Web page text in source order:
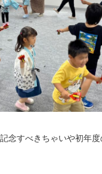
念すべきちゃいや初年